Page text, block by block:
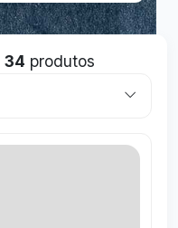
34 produtos